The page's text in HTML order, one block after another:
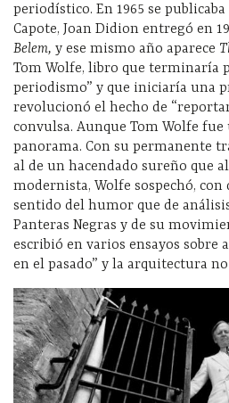
periodístico. En 1965 se publicaba
Capote, Joan Didion entregó en
Belem, y ese mismo año aparece
Tom Wolfe, libro que terminaría
periodismo” y que iniciaría una
revolucionó el hecho de
convulsa. Aunque Tom Wolfe
panorama. Con su permanente
al de un hacendado sureño que
modernista, Wolfe sospechó, con
sentido del humor que de
Panteras Negras y de su
escribió en varios ensayos sobre
en el pasado” y la arquitectura